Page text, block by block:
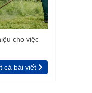
cho việc
cả bài viết